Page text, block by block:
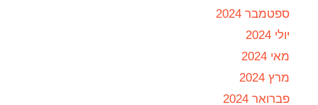
ספטמבר 2024
יולי 2024
מאי 2024
מרץ 2024
פברואר 2024